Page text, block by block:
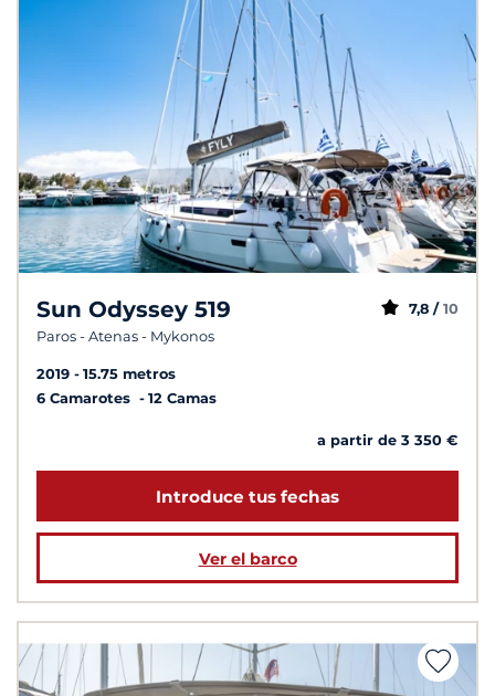
Sun Odyssey 519
Paros - Atenas - Mykonos
7,8 / 10
2019
15.75 metros
6 Camarotes
12 Camas
a partir de 3 350 €
Introduce tus fechas
Ver el barco